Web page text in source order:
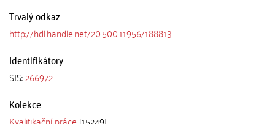
Trvalý odkaz
http://hdl.handle.net/20.500.11956/188813
Identifikátory
SIS:266972
Kolekce